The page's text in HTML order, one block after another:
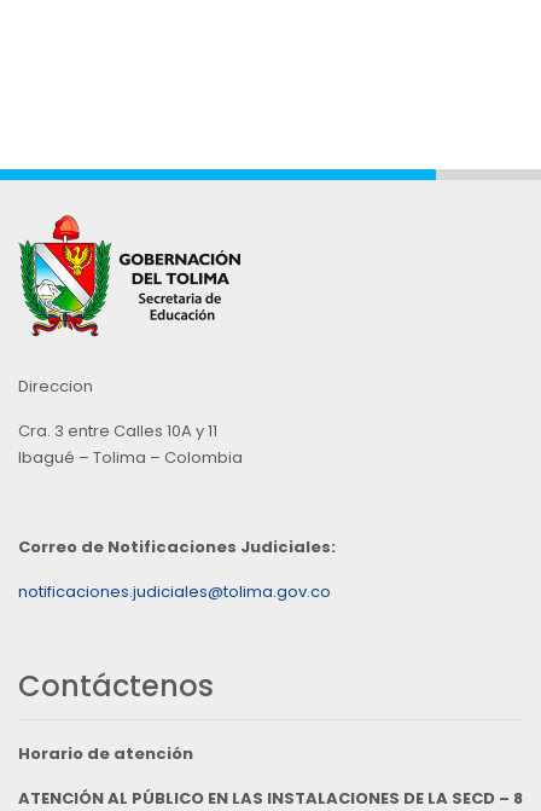
Direccion
Cra. 3 entre Calles 10A y 11
Ibagué – Tolima – Colombia
Correo de Notificaciones Judiciales:
notificaciones.judiciales@tolima.gov.co
Contáctenos
Horario de atención
ATENCIÓN AL PÚBLICO EN LAS INSTALACIONES DE LA SECD – 8